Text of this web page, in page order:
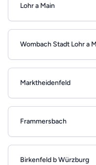
Lohr a Main
Wombach Stadt Lohr a
Marktheidenfeld
Frammersbach
Birkenfeld b Würzburg